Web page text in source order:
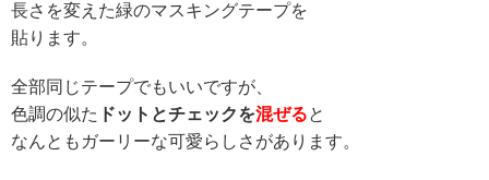
長さを変えた緑のマスキングテープを
貼ります。
全部同じテープでもいいですが、
色調の似た ドットとチェックを混ぜると
なんともガーリーな可愛らしさがあります。